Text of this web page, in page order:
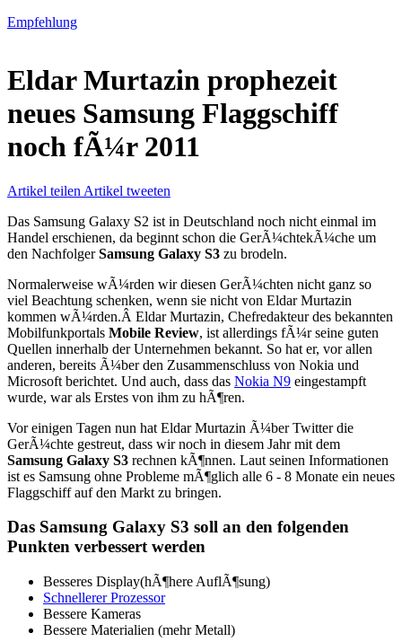
Empfehlung
Eldar Murtazin prophezeit
neues Samsung Flaggschiff
noch fÃ¼r 2011
Artikel teilen Artikel tweeten
Das Samsung Galaxy S2 ist in Deutschland noch nicht einmal im
Handel erschienen, da beginnt schon die GerÃ¼chtekÃ¼che um
den NachfolgerSamsung Galaxy S3 zu brodeln.
Normalerweise wÃ¼rden wir diesen GerÃ¼chten nicht ganz so
viel Beachtung schenken, wenn sie nicht von Eldar Murtazin
kommen wÃ¼rden.Â Eldar Murtazin, Chefredakteur des bekannten
Mobilfunkportals Mobile Review, ist allerdings fÃ¼r seine guten
Quellen innerhalb der Unternehmen bekannt. So hat er, vor allen
anderen, bereits Ã¼ber den Zusammenschluss von Nokia und
Microsoft berichtet. Und auch, dass das Nokia N9 eingestampft
wurde, war als Erstes von ihm zu hÃ¶ren.
Vor einigen Tagen nun hat Eldar Murtazin Ã¼ber Twitter die
GerÃ¼chte gestreut, dass wir noch in diesem Jahr mit dem
Samsung Galaxy S3 rechnen kÃ¶nnen. Laut seinen Informationen
ist es Samsung ohne Probleme mÃ¶glich alle 6 - 8 Monate ein neues
Flaggschiff auf den Markt zu bringen.
Das Samsung Galaxy S3 soll an den folgenden
Punkten verbessert werden
Besseres Display(hÃ¶here AuflÃ¶sung)
Schnellerer Prozessor
Bessere Kameras
Bessere Materialien (mehr Metall)